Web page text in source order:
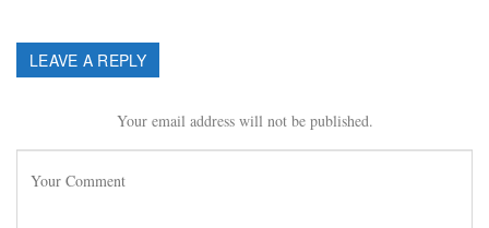
LEAVE A REPLY
Your email address will not be published.